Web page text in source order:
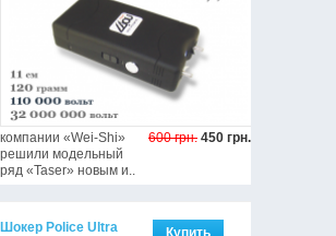
600 грн. 450 грн.
компании «Wei-Shi»
решили модельный
ряд «Taser» новым и..
Шокер Police Ultra